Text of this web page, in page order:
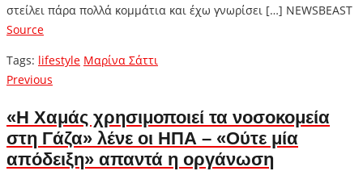
στείλει πάρα πολλά κομμάτια και έχω γνωρίσει […] NEWSBEAST
Source
Tags: lifestyle Μαρίνα Σάττι
Πλοήγηση
άρθρων
Previous
«Η Χαμάς χρησιμοποιεί τα νοσοκομεία
στη Γάζα» λένε οι ΗΠΑ – «Ούτε μία
απόδειξη» απαντά η οργάνωση